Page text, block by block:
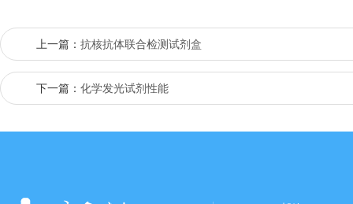
上一篇： 抗核抗体联合检测试剂盒
下一篇： 化学发光试剂性能